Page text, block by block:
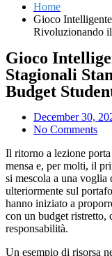
Home
Gioco
Rivoluzionando
Gioco
Stagionali
Budget
December 30,
No Comments
Il ritorno a lezione
mensa e, per molti, il
si mescola a una voglia
ulteriormente sul
hanno iniziato a
con un budget ristretto,
responsabilità.
Un esempio di risorsa